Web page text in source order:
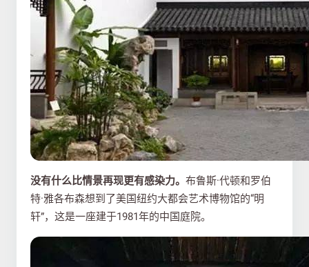
没有什么比情景再现更有感染力。 布鲁斯·代顿和罗伯
特·雅各布森想到了美国纽约大都会艺术博物馆的“明
轩”，这是一座建于1981年的中国庭院。